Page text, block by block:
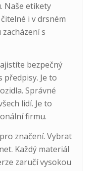
Naše etikety
i v drsném
s
bezpečný
předpisy. Je to
Správné
lidí. Je to
firmu.
značení. Vybrat
Každý materiál
zaručí vysokou